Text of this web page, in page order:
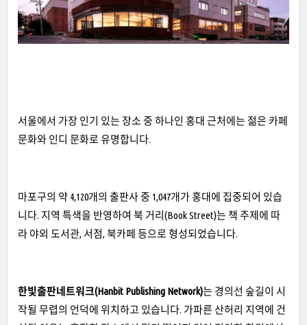
서울에서 가장 인기 있는 장소 중 하나인 홍대 근처에는 젊은 카페
문화와 인디 문화로 유명합니다.
마포구의 약 4,120개의 출판사 중 1,047개가 홍대에 집중되어 있습
니다. 지역 특색을 반영하여 북 거리(Book Street)는 책 주제에 따
라 야외 도서관, 서점, 북카페 등으로 형성되었습니다.
한빛출판네트워크(Hanbit Publishing Network)는 경의선 숲길이 시
작될 무렵의 언덕에 위치하고 있습니다. 가파른 산허리 지역에 건